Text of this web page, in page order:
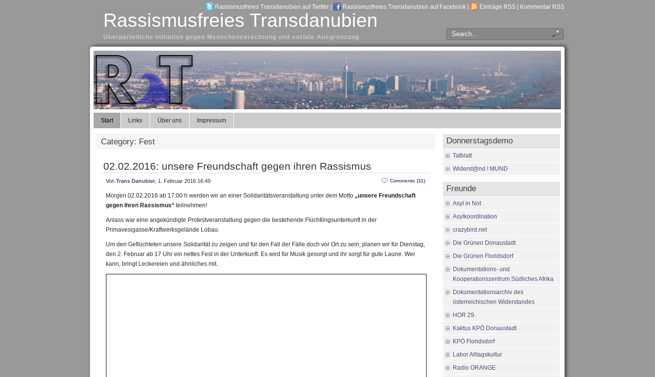
Rassismusfreies Transdanubien auf Twitter Rassismusfreies Transdanubien auf Facebook Einträge RSS Kommentar RSS
Rassismusfreies Transdanubien
Überparteiliche Initiative gegen Menschenverachtung und soziale Ausgrenzung
Start Links Über uns Impressum
Category: Fest
02.02.2016: unsere Freundschaft gegen ihren Rassismus
Comments (11)
Von Trans Danubier , 1. Februar 2016 16:49
Morgen 02.02.2016 ab 17:00 h werden wir an einer Solidaritätsveranstaltung unter dem Motto „unsere Freundschaft
gegen ihren Rassismus“ teilnehmen!
Anlass war eine angekündigte Protestveranstaltung gegen die bestehende Flüchtlingsunterkunft in der
Primavesigasse/Kraftwerksgelände Lobau.
Um den Geflüchteten unsere Solidarität zu zeigen und für den Fall der Fälle doch vor Ort zu sein, planen wir für Dienstag,
den 2. Februar ab 17 Uhr ein nettes Fest in der Unterkunft. Es wird für Musik gesorgt und ihr sorgt für gute Laune. Wer
kann, bringt Leckereien und ähnliches mit.
Donnerstagsdemo
Tatblatt
Widerst@nd ! MUND
Freunde
Asyl in Not
Asylkoordination
crazybird.net
Die Grünen Donaustadt
Die Grünen Floridsdorf
Dokumentations- und
Kooperationszentrum Südliches Afrika
Dokumentationsarchiv des
österreichischen Widerstandes
HOR 29.
Kaktus KPÖ Donaustadt
KPÖ Floridsdorf
Labor Alltagskultur
Radio ORANGE